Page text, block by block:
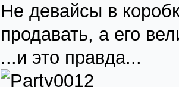
Не девайсы в
продавать, а его
...и это правда...